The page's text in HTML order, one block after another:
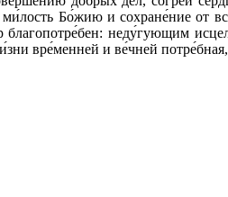
ми́лость Бо́жию и сохране́ние
неду́гующим
вре́менней и ве́чней